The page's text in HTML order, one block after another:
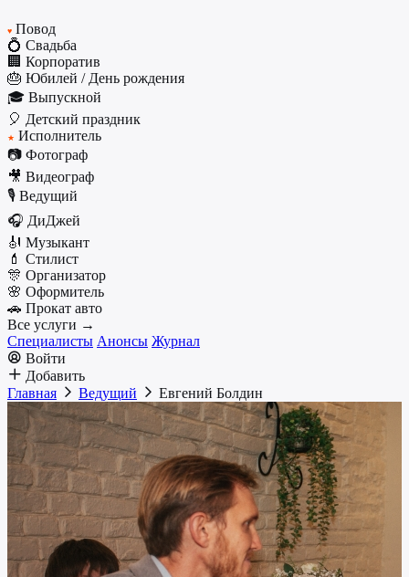
♥ Повод
💍 Свадьба
🏢 Корпоратив
🎂 Юбилей / День рождения
🎓 Выпускной
🎈 Детский праздник
★ Исполнитель
📷 Фотограф
🎥 Видеограф
🎙️ Ведущий
🎧 ДиДжей
🎻 Музыкант
💄 Стилист
🎊 Организатор
🌸 Оформитель
🚗 Прокат авто
Все услуги →
Специалисты Анонсы Журнал
Войти
Добавить
Главная
Ведущий Евгений Болдин